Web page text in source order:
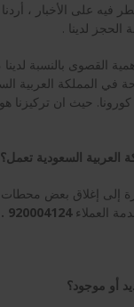
على الأخبار ، أردنا
لدينا .
القصوى بالنسبة
في المملكة العربية
حيث ان تركيزنا
السعودية تعمل؟
إلى إغلاق بعض محطات
العملاء920004124
.
أو موجود؟